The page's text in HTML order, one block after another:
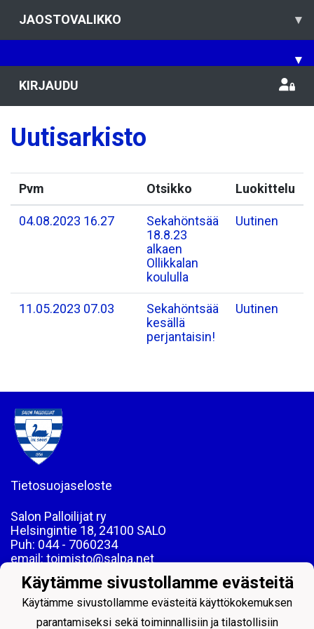
JAOSTOVALIKKO ▾
▾
KIRJAUDU
Uutisarkisto
Pvm Otsikko Luokittelu
04.08.2023 16.27
Sekahöntsää
18.8.23
alkaen
Ollikkalan
koululla
Uutinen
11.05.2023 07.03
Sekahöntsää
kesällä
perjantaisin!
Uutinen
Tietosuojaseloste
Salon Palloilijat ry
Helsingintie 18, 24100 SALO
Puh: 044 - 7060234
email: toimisto@salpa.net
LY 0139538-2
Käytämme sivustollamme evästeitä
Käytämme sivustollamme evästeitä käyttökokemuksen
parantamiseksi sekä toiminnallisiin ja tilastollisiin